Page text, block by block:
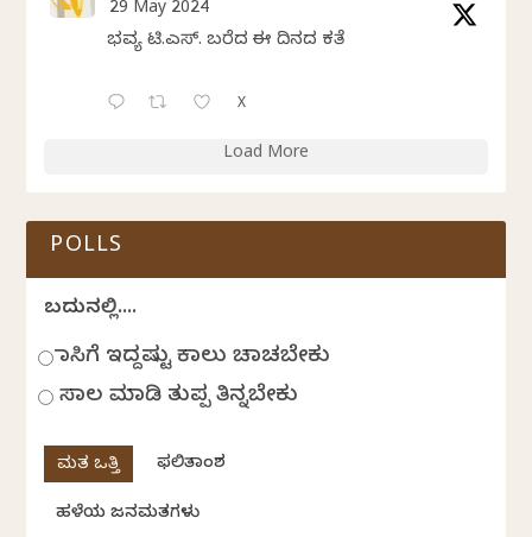
29 May 2024
ಭವ್ಯ ಟಿ.ಎಸ್. ಬರೆದ ಈ ದಿನದ ಕವಿತೆ
X
Load More
POLLS
ಬದುಕಿನಲ್ಲಿ....
ಹಾಸಿಗೆ ಇದ್ದಷ್ಟು ಕಾಲು ಚಾಚಬೇಕು
ಸಾಲ ಮಾಡಿ ತುಪ್ಪ ತಿನ್ನಬೇಕು
ಫಲಿತಾಂಶ
ಹಳೆಯ ಜನಮತಗಳು